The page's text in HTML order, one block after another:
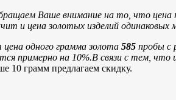
Ваше внимание на то, что цена
и цена золотых изделий
одного грамма золота 585 пробы с
примерно на 10%.В связи с тем, что
10 грамм предлагаем скидку.